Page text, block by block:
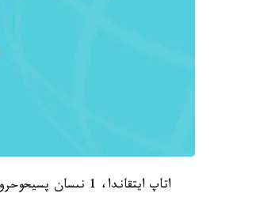
اتاپ ايتقاندا، 1 نىسان پسيحوحرونيكتەرگە ارنالعان ەمدەۋ-وندىرىستىك شەبەرحاناسىنا ارنالعان.